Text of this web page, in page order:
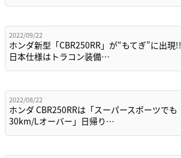
2022/09/22
ホンダ新型「CBR250RR」が“もてぎ”に出現!!
日本仕様はトラコン装備…
2022/08/22
ホンダ CBR250RRは「スーパースポーツでも
30km/Lオーバー」日帰り…